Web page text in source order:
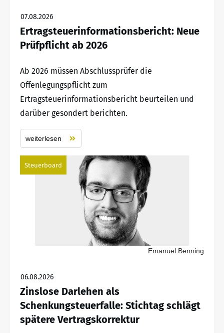
07.08.2026
Ertragsteuerinformationsbericht: Neue
Prüfpflicht ab 2026
Ab 2026 müssen Abschlussprüfer die
Offenlegungspflicht zum
Ertragsteuerinformationsbericht beurteilen und
darüber gesondert berichten.
weiterlesen
Steuerboard
Emanuel Benning
06.08.2026
Zinslose Darlehen als
Schenkungsteuerfalle: Stichtag schlägt
spätere Vertragskorrektur